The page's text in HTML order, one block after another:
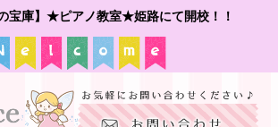
宝庫】★ピアノ教室★姫路にて開校！！